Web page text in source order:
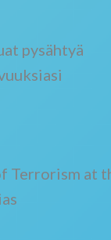
pysähtyä
Terrorism at